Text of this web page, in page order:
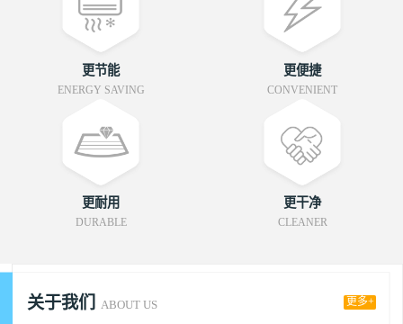
更节能
ENERGY SAVING
更便捷
CONVENIENT
更耐用
DURABLE
更干净
CLEANER
关于我们 ABOUT US 更多+